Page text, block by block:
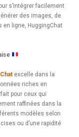
s’intégrer facilement
des images, de
ligne, HuggingChat
excelle dans la
riches en
pour ceux qui
raffinées dans la
modèles selon
ou d’une rapidité